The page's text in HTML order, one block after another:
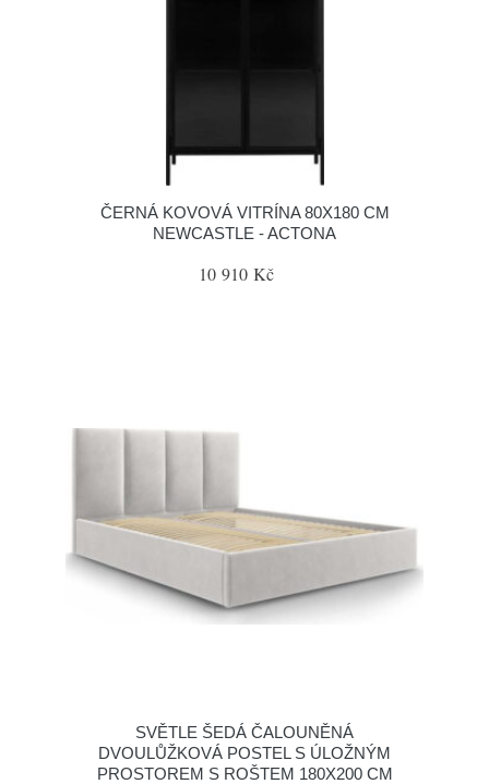
ČERNÁ KOVOVÁ VITRÍNA 80X180 CM
NEWCASTLE - ACTONA
10 910 Kč
SVĚTLE ŠEDÁ ČALOUNĚNÁ
DVOULŮŽKOVÁ POSTEL S ÚLOŽNÝM
PROSTOREM S ROŠTEM 180X200 CM